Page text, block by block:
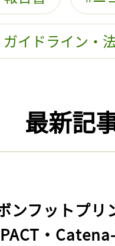
イドライン・
最新記
ンフットプリ
・